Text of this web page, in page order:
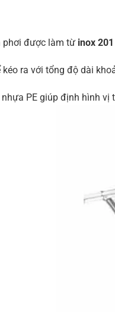
phơi được làm từ inox
ra với tổng độ dài
PE giúp định hình